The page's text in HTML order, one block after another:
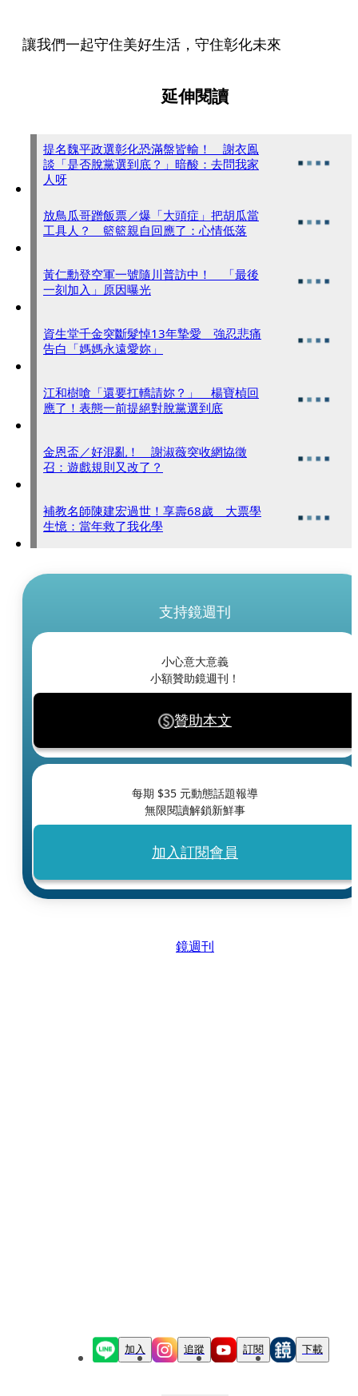
讓我們一起守住美好生活，守住彰化未來
延伸閱讀
提名魏平政選彰化恐滿盤皆輸！ 謝衣鳯
談「是否脫黨選到底？」暗酸：去問我家
人呀
放鳥瓜哥蹭飯票／爆「大頭症」把胡瓜當
工具人？ 籃籃親自回應了：心情低落
黃仁勳登空軍一號隨川普訪中！ 「最後
一刻加入」原因曝光
資生堂千金突斷髮悼13年摯愛 強忍悲痛
告白「媽媽永遠愛妳」
江和樹嗆「還要扛轎請妳？」 楊寶楨回
應了！表態一前提絕對脫黨選到底
金恩盃／好混亂！ 謝淑薇突收網協徵
召：遊戲規則又改了？
補教名師陳建宏過世！享壽68歲 大票學
生憶：當年救了我化學
支持鏡週刊
小心意大意義
小額贊助鏡週刊！
贊助本文
每期 $35 元動態話題報導
無限閱讀解鎖新鮮事
加入訂閱會員
鏡週刊
加入 追蹤 訂閱 下載